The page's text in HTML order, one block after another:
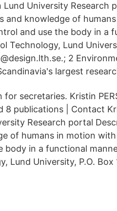
Lund University Research
and knowledge of
and use the body in a
Technology, Lund
2
largest
secretaries. Kristin
8 publications | Contact
Research portal
of humans in motion
in a functional
Lund University, P.O. Box